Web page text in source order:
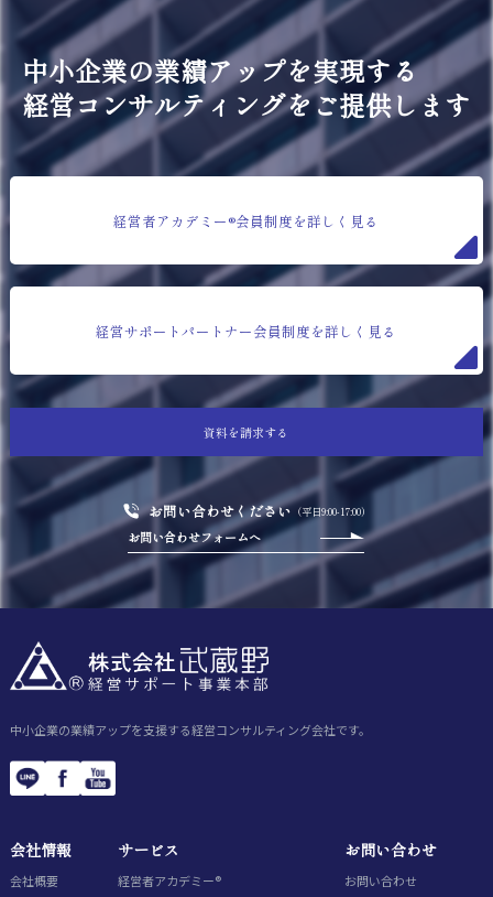
中小企業の業績アップを実現する
経営コンサルティングをご提供します
資料を請求する
お問い合わせください （平日9:00-17:00）
お問い合わせフォームへ
経営者アカデミー®会員制度を詳しく見る
経営サポートパートナー会員制度を詳しく見る
中小企業の業績アップを支援する経営コンサルティング会社です。
会社情報
会社概要
サービス
経営者アカデミー®
お問い合わせ
お問い合わせ